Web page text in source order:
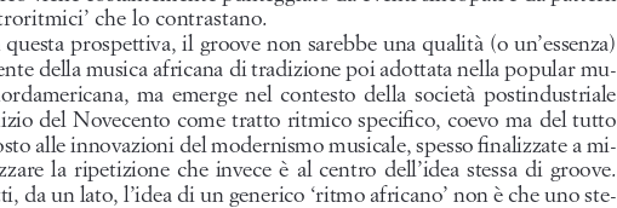
che lo contrastano.
prospettiva, il groove non sarebbe una qualità (o un’essenza)
della musica africana di tradizione poi adottata nella popular mu-
ma  emerge  nel  contesto  della  società  postindustriale
del Novecento come tratto ritmico specifico, coevo ma del tutto
alle innovazioni del modernismo musicale, spesso finalizzate a mi
la  ripetizione  che  invece  è  al  centro  dell’idea  stessa  di  groove.
da un lato, l’idea di un generico ‘ritmo africano’ non è che uno ste-